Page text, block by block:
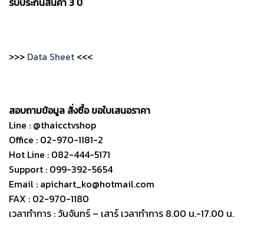
>>> Data Sheet <<<
สอบถามข้อมูล สั่งซื้อ ขอใบเสนอราคา
Line : @thaicctvshop
Office : 02-970-1181-2
Hot Line : 082-444-5171
Support : 099-392-5654
Email : apichart_ko@hotmail.com
FAX : 02-970-1180
เวลาทำการ : วันจันทร์ – เสาร์ เวลาทำการ 8.00 น.-17.00 น.